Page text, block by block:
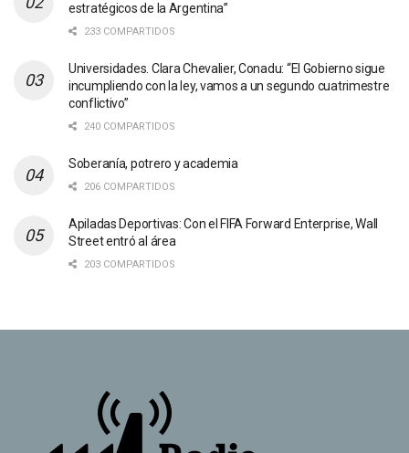
estratégicos de la Argentina”
233 COMPARTIDOS
Universidades. Clara Chevalier, Conadu: “El Gobierno sigue
incumpliendo con la ley, vamos a un segundo cuatrimestre
conflictivo”
240 COMPARTIDOS
Soberanía, potrero y academia
206 COMPARTIDOS
Apiladas Deportivas: Con el FIFA Forward Enterprise, Wall
Street entró al área
203 COMPARTIDOS